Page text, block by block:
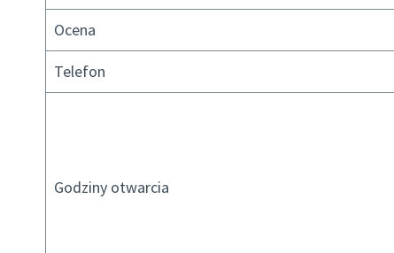
Ocena
Telefon
Godziny otwarcia